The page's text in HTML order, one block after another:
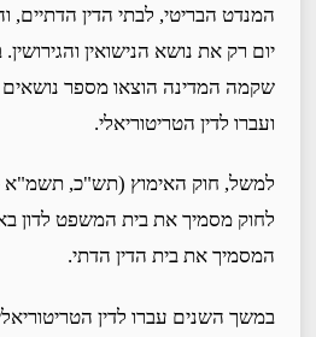
המנדט הבריטי, לבתי הדין הדתיים,
יום רק את נושא הנישואין
שקמה המדינה הוצאו מספר נושאים
ועברו לדין הטריטוריאלי.
המסמיך את בית הדין הדתי.
במשך השנים עברו לדין